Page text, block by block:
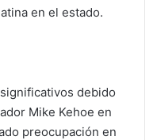
en el estado.
debido
Mike Kehoe en
preocupación en